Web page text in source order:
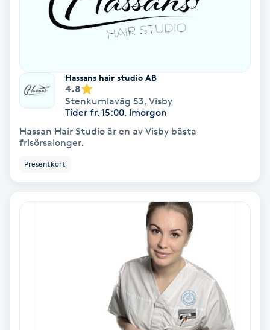
IR-massage
Japansk massage
Katun fransar
Hassans hair studio AB
4.8
Stenkumlaväg 53, Visby
Tider fr. 15:00, Imorgon
Hassan Hair Studio är en av Visby bästa
frisörsalonger.
Presentkort